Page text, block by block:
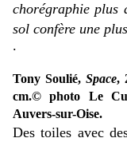
chorégraphie plus
sol confère une
.
Tony Soulié, Space,
cm.© photo Le
Auvers-sur-Oise.
Des toiles avec